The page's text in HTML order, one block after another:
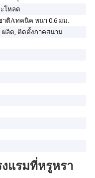
โหลด
าติ/เทคนิค หนา 0.6 มม.
ผลิต, ติดตั้งภาคสนาม
แรมที่หรูหรา